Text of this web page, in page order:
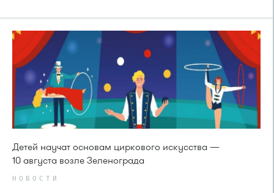
Детей научат основам циркового искусства —
10 августа возле Зеленограда
НОВОСТИ